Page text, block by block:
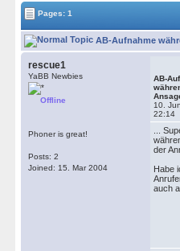
Pages: 1
AB-Aufnahme
rescue1
YaBB Newbies
Offline
Phoner is great!
Posts: 2
Joined: 15. Mar 2004
AB-
10.
22:14
...
der
Habe
auch